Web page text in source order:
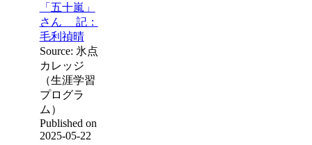
「五十嵐」
さん 記：
毛利禎晴
Source: 氷点
カレッジ
（生涯学習
プログラ
ム）
Published on
2025-05-22